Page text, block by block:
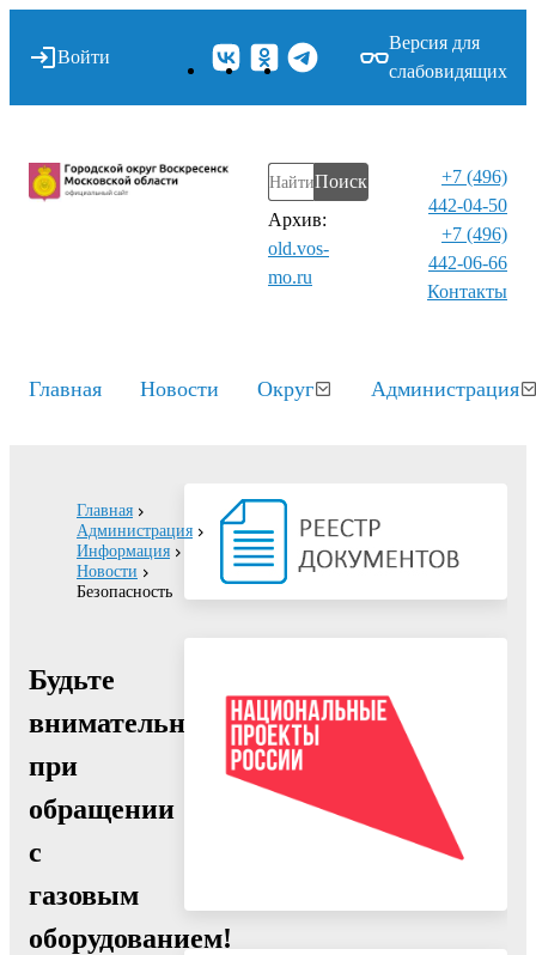
Войти
Версия для
слабовидящих
Поиск
Архив:
old.vos-
mo.ru
+7 (496)
442-04-50
+7 (496)
442-06-66
Контакты⁠
Главная Новости Округ Администрация
Главная
Администрация
Информация
Новости
Безопасность
Будьте
внимательны
при
обращении
с
газовым
оборудованием!